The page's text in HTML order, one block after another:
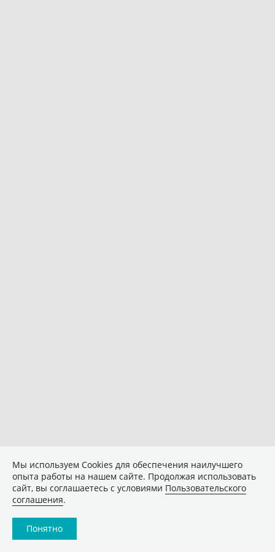
Мы используем Сookies для обеспечения наилучшего
опыта работы на нашем сайте. Продолжая использовать
сайт, вы соглашаетесь с условиями Пользовательского
соглашения.
Понятно